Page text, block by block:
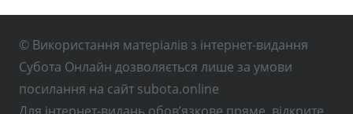
© Використання матеріалів з інтернет-видання
Субота Онлайн дозволяється лише за умови
посилання на сайт subota.online